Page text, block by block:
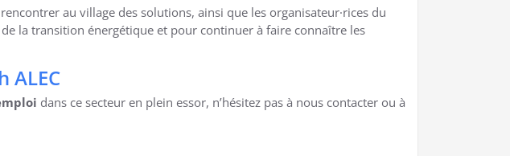
au village des solutions, ainsi que les organisateur·rices du
la transition énergétique et pour continuer à faire connaître les
ALEC
dans ce secteur en plein essor, n’hésitez pas à nous contacter ou à